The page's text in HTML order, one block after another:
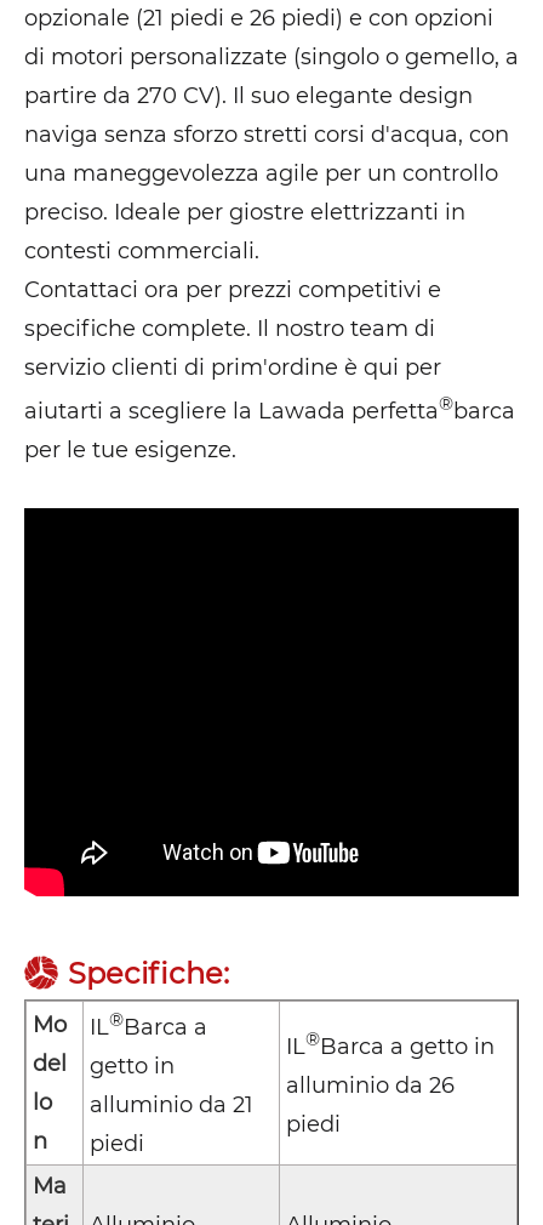
opzionale (21 piedi e 26 piedi) e con opzioni
di motori personalizzate (singolo o gemello, a
partire da 270 CV). Il suo elegante design
naviga senza sforzo stretti corsi d'acqua, con
una maneggevolezza agile per un controllo
preciso. Ideale per giostre elettrizzanti in
contesti commerciali.
Contattaci ora per prezzi competitivi e
specifiche complete. Il nostro team di
servizio clienti di prim'ordine è qui per
aiutarti a scegliere la Lawada perfetta®barca
per le tue esigenze.
Specifiche:
Mo
del
lo
n
IL®Barca a
getto in
alluminio da 21
piedi
IL®Barca a getto in
alluminio da 26
piedi
Ma